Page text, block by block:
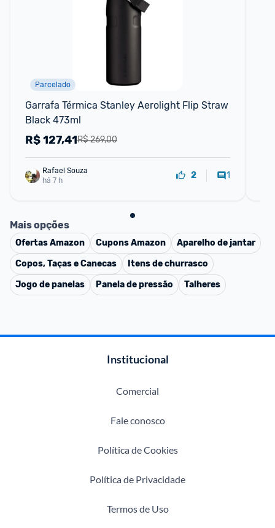
Parcelado
Garrafa Térmica Stanley Aerolight Flip Straw
Black 473ml
R$ 269,00
R$127,41
Rafael Souza
há 7 h
2 1
Mais opções
OfertasAmazon CuponsAmazon
Aparelho de jantar
Copos, Taças e Canecas
Itens de churrasco
Jogo de panelas
Panela de pressão Talheres
Institucional
Comercial
Fale conosco
Política de Cookies
Política de Privacidade
Termos de Uso